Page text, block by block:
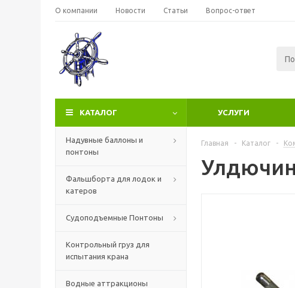
О компании Новости Статьи Вопрос-ответ
КАТАЛОГ УСЛУГИ
Надувные баллоны и
понтоны
Фальшборта для лодок и
катеров
Судоподъемные Понтоны
Контрольный груз для
испытания крана
Водные аттракционы
Главная - Каталог -